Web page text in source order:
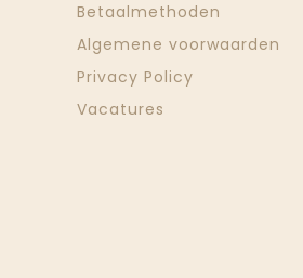
Betaalmethoden
Algemene voorwaarden
Privacy Policy
Vacatures